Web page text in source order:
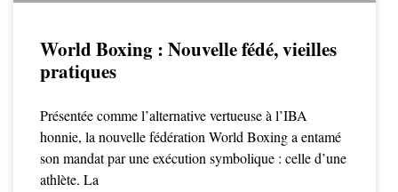
World Boxing : Nouvelle fédé, vieilles
pratiques
Présentée comme l’alternative vertueuse à l’IBA
honnie, la nouvelle fédération World Boxing a entamé
son mandat par une exécution symbolique : celle d’une
athlète. La